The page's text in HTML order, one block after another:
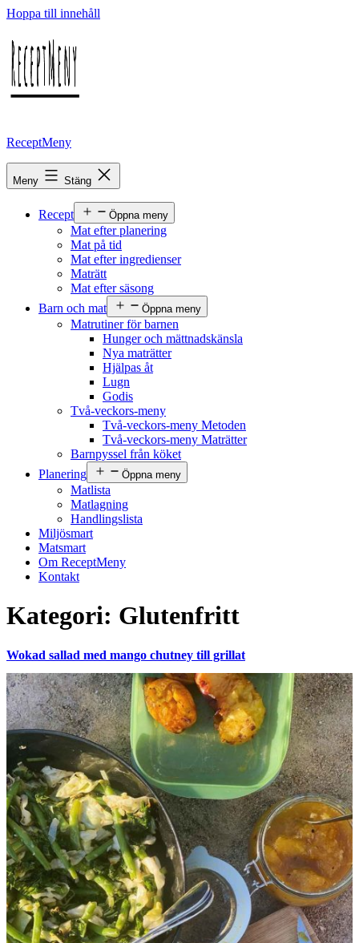
Hoppa till innehåll
ReceptMeny
Meny Stäng
Recept Öppna meny
Mat efter planering
Mat på tid
Mat efter ingredienser
Maträtt
Mat efter säsong
Barn och mat
Öppna meny
Matrutiner för barnen
Hunger och mättnadskänsla
Nya maträtter
Hjälpas åt
Lugn
Godis
Två-veckors-meny
Två-veckors-meny Metoden
Två-veckors-meny Maträtter
Barnpyssel från köket
Planering
Öppna meny
Matlista
Matlagning
Handlingslista
Miljösmart
Matsmart
Om ReceptMeny
Kontakt
Kategori: Glutenfritt
Wokad sallad med mango chutney till grillat